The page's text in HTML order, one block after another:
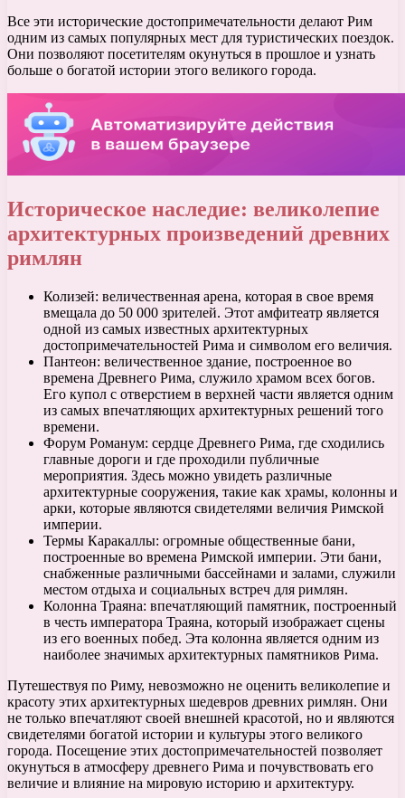
Все эти исторические достопримечательности делают Рим
одним из самых популярных мест для туристических поездок.
Они позволяют посетителям окунуться в прошлое и узнать
больше о богатой истории этого великого города.
Историческое наследие: великолепие
архитектурных произведений древних
римлян
Колизей: величественная арена, которая в свое время
вмещала до 50 000 зрителей. Этот амфитеатр является
одной из самых известных архитектурных
достопримечательностей Рима и символом его величия.
Пантеон: величественное здание, построенное во
времена Древнего Рима, служило храмом всех богов.
Его купол с отверстием в верхней части является одним
из самых впечатляющих архитектурных решений того
времени.
Форум Романум: сердце Древнего Рима, где сходились
главные дороги и где проходили публичные
мероприятия. Здесь можно увидеть различные
архитектурные сооружения, такие как храмы, колонны и
арки, которые являются свидетелями величия Римской
империи.
Термы Каракаллы: огромные общественные бани,
построенные во времена Римской империи. Эти бани,
снабженные различными бассейнами и залами, служили
местом отдыха и социальных встреч для римлян.
Колонна Траяна: впечатляющий памятник, построенный
в честь императора Траяна, который изображает сцены
из его военных побед. Эта колонна является одним из
наиболее значимых архитектурных памятников Рима.
Путешествуя по Риму, невозможно не оценить великолепие и
красоту этих архитектурных шедевров древних римлян. Они
не только впечатляют своей внешней красотой, но и являются
свидетелями богатой истории и культуры этого великого
города. Посещение этих достопримечательностей позволяет
окунуться в атмосферу древнего Рима и почувствовать его
величие и влияние на мировую историю и архитектуру.